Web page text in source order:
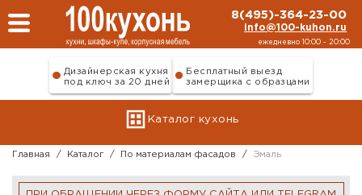
Перейти к основному содержанию
8(495)-364-23-00
info@100-kuhon.ru
ежедневно 10:00 - 20:00
Дизайнерская кухня
под ключ за 20 дней
Бесплатный выезд
замерщика с образцами
Каталог кухонь
Главная / Каталог / По материалам фасадов / Эмаль